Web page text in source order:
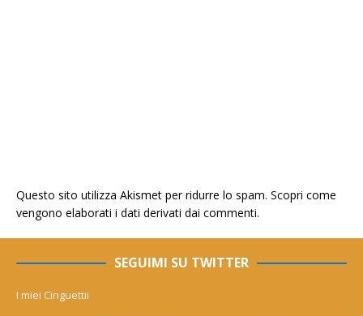
Questo sito utilizza Akismet per ridurre lo spam. Scopri come
vengono elaborati i dati derivati dai commenti.
SEGUIMI SU TWITTER
I miei Cinguettii